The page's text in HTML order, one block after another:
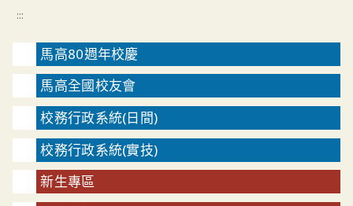
:::
馬高80週年校慶
馬高全國校友會
校務行政系統(日間)
校務行政系統(實技)
新生專區